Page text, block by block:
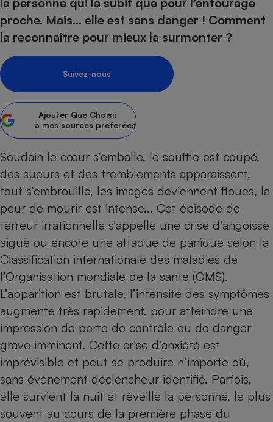
proche. Mais... elle est sans danger ! Comment
la reconnaître pour mieux la surmonter ?
Suivez-nous
Ajouter Que Choisir
à mes sources préférées
Soudain le cœur s’emballe, le souffle est coupé,
des sueurs et des tremblements apparaissent,
tout s’embrouille, les images deviennent floues, la
peur de mourir est intense... Cet épisode de
terreur irrationnelle s’appelle une crise d’angoisse
aiguë ou encore une attaque de panique selon la
Classification internationale des maladies de
l’Organisation mondiale de la santé (OMS).
L’apparition est brutale, l’intensité des symptômes
augmente très rapidement, pour atteindre une
impression de perte de contrôle ou de danger
grave imminent. Cette crise d’anxiété est
imprévisible et peut se produire n’importe où,
sans événement déclencheur identifié. Parfois,
elle survient la nuit et réveille la personne, le plus
souvent au cours de la première phase du
Sécurité - Hygiène
Supermarché - Drive
Complément
alimentaire
bouteille
Assurance
Banque - Crédit
Mutuelle
Assurance emprunteur
Banque
Circulation routière
Contrôle technique -
Moto
Comparateur auto
Supermarché - Drive
Comparatif
Comparatif plaque à
Comparatif aspirateur
Comparatif cafetière
Comparatif robot cuiseur
Comparatif centrale
Gros électroménager
Petit électroménager -
Comparatif casque audio
Comparatif barre de son
Comparatif tablette
Image et son
Informatique
Internet
Téléphonie
Crédit immobilier
Comparatif tondeuse
Comparatif poêle à
Aménagement
Bricolage - Jardinage
Chauffage
Produit d'entretien
Sécurité domestique
Système de santé -
Mutuelle
Retraite
Choisir son fioul
Choisir son pellet
Comparateur assurance emprunteur
Tous les comparateurs
Toutes les cartes interactives
Speedtest - Testez le débit de votre
connexion Internet